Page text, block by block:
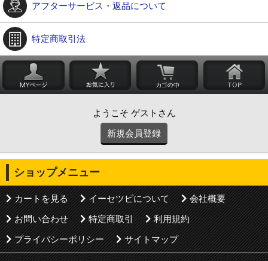
アフターサービス・返品について
特定商取引法
ようこそ ゲストさん
新規会員登録
ショップメニュー
カートを見る イーセツビについて
会社概要
お問い合わせ
特定商取引
利用規約
プライバシーポリシー
サイトマップ